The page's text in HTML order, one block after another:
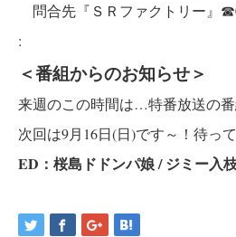
問合先『ＳＲファクトリー』
:
＜番組からのお知らせ＞
来週のこの時間は…特番放送の番
次回は9月16日(日)です～！待っ
ED：桜島ドドンパ娘 / ジミー入